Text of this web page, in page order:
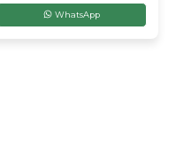
WhatsApp